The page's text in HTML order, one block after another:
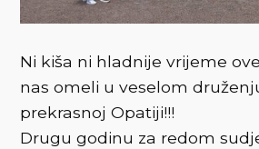
Ni kiša ni hladnije vrijeme
nas omeli u veselom
prekrasnoj Opatiji!!!
Drugu godinu za redom